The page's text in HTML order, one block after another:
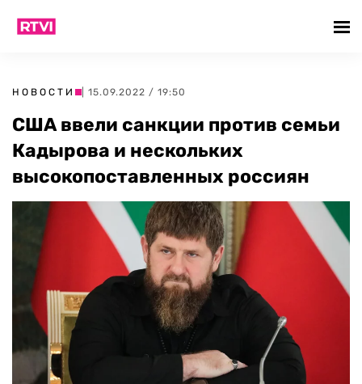
НОВОСТИ | 15.09.2022 / 19:50
США ввели санкции против семьи
Кадырова и нескольких
высокопоставленных россиян